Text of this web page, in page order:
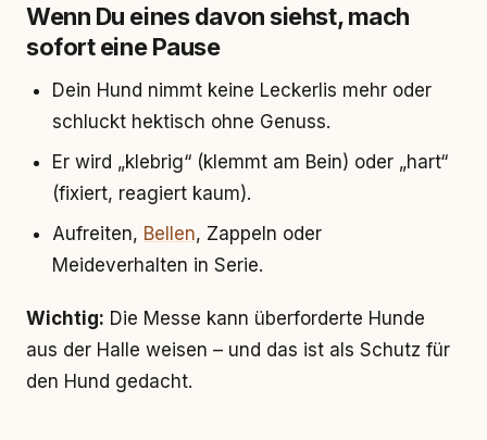
Wenn Du eines davon siehst, mach
sofort eine Pause
Dein Hund nimmt keine Leckerlis mehr oder
schluckt hektisch ohne Genuss.
Er wird „klebrig“ (klemmt am Bein) oder „hart“
(fixiert, reagiert kaum).
Aufreiten, Bellen, Zappeln oder
Meideverhalten in Serie.
Wichtig: Die Messe kann überforderte Hunde
aus der Halle weisen – und das ist als Schutz für
den Hund gedacht.